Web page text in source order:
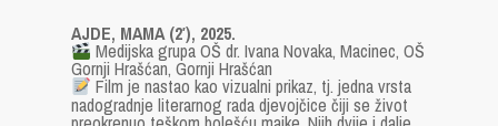
AJDE, MAMA (2′), 2025.
Medijska grupa OŠ dr. Ivana Novaka, Macinec, OŠ
Gornji Hrašćan, Gornji Hrašćan
Film je nastao kao vizualni prikaz, tj. jedna vrsta
nadogradnje literarnog rada djevojčice čiji se život